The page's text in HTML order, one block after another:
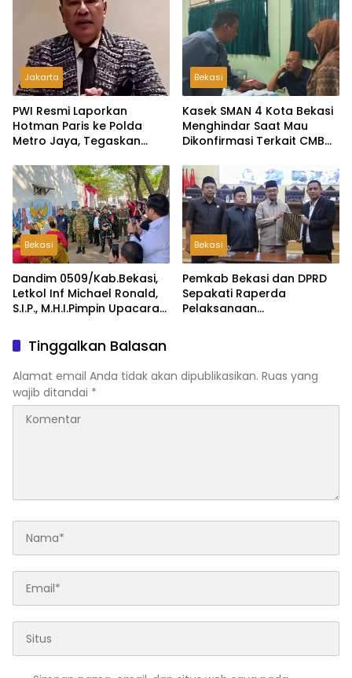
Jakarta
PWI Resmi Laporkan
Hotman Paris ke Polda
Metro Jaya, Tegaskan
Martabat Wartawan
Bekasi
Kasek SMAN 4 Kota Bekasi
Menghindar Saat Mau
Dikonfirmasi Terkait CMB
Bekasi
Dandim 0509/Kab.Bekasi,
Letkol Inf Michael Ronald,
S.I.P., M.H.I.Pimpin Upacara
di Desa Wibawamulya
Bekasi
Pemkab Bekasi dan DPRD
Sepakati Raperda
Pelaksanaan
Keuangan Daerah
Tinggalkan Balasan
Alamat email Anda tidak akan dipublikasikan. Ruas yang
wajib ditandai *